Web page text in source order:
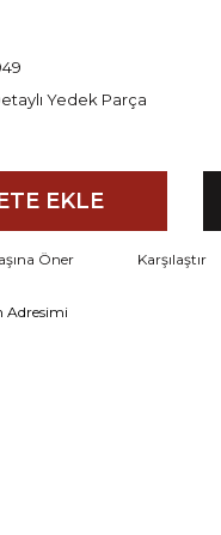
Yedek Parça
EKLE
Öner Karşılaştır
Adresimi